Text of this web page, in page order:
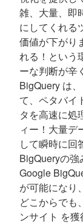
雑、大量、即
にしてくれる
価値が下がり
れる！という
ーな判断が辛
BigQuery は
て、ペタバイ
タを高速に処
ィー！大量デ
して瞬時に回
BigQueryの強
Google
が可能になり
どこからでも
ンサイト を獲